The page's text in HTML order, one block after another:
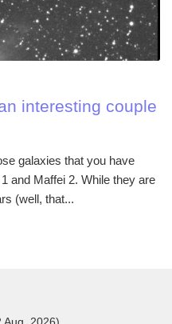
interesting couple
galaxies that you have
and Maffei 2. While they are
(well, that...